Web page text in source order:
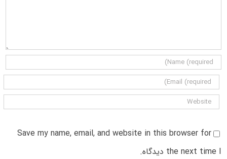
Save my name, email, and website in this browser for
the next time I دیدگاه.